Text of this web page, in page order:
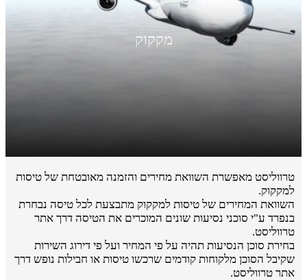
מקקוק
טרווליסט מאפשרת השוואת מחירים והזמנה מאובטחת של טיסות
למקקוק.
השוואת המחירים של טיסות למקקוק מתבצעת לכל טיסה נבחרת
בנפרד ע"י סוכני נסיעות שונים המוכרים את הטיסה דרך אתר
טרווליסט.
בחירת סוכן הנסיעות תהיה על פי המחיר ועל פי דירוג השירות
שקיבל הסוכן מלקוחות קודמים שרכשו טיסות או חבילות נופש דרך
אתר טרווליסט.